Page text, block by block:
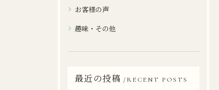
お客様の声
趣味・その他
最近の投稿 RECENT POSTS